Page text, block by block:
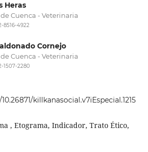
Heras
Cuenca - Veterinaria
8516-4922
Cornejo
Cuenca - Veterinaria
1507-2280
killkanasocial.v7iEspecial.1215
, Etograma, Indicador, Trato Ético,